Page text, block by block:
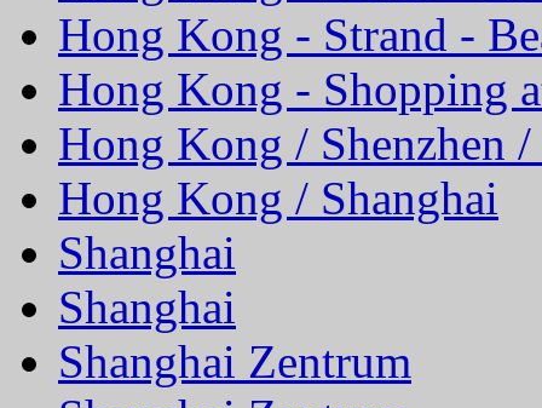
Hong Kong - Strand -
Hong Kong - Shopping
Hong Kong / Shenzhen /
Hong Kong / Shanghai
Shanghai
Shanghai
Shanghai Zentrum